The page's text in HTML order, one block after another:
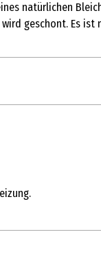
natürlichen
geschont. Es
auf